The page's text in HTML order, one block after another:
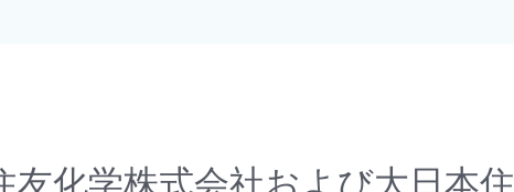
化学株式会社および大日本住